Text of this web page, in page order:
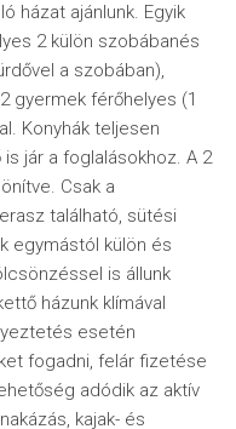
házat ajánlunk. Egyik
2 külön szobábanés
a szobában),
gyermek férőhelyes (1
Konyhák teljesen
jár a foglalásokhoz. A 2
Csak a
található, sütési
egymástól külön és
is állunk
házunk klímával
esetén
fogadni, felár fizetése
adódik az aktív
kajak- és